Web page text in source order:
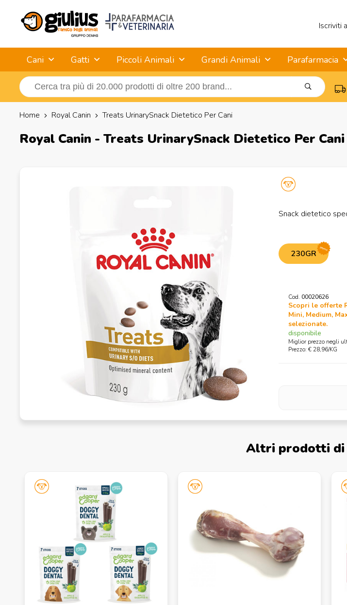
Iscriviti
Cani Gatti Piccoli Animali Grandi Animali Parafarmacia
Home Royal Canin Treats UrinarySnack Dietetico Per Cani
Royal Canin - Treats UrinarySnack Dietetico Per Cani
Snack dietetico
230GR
promo
Cod. 00020626
Scopri le offerte
Mini, Medium,
selezionate.
disponibile
Miglior prezzo negli
Prezzo: € 28,96/KG
Altri prodotti di